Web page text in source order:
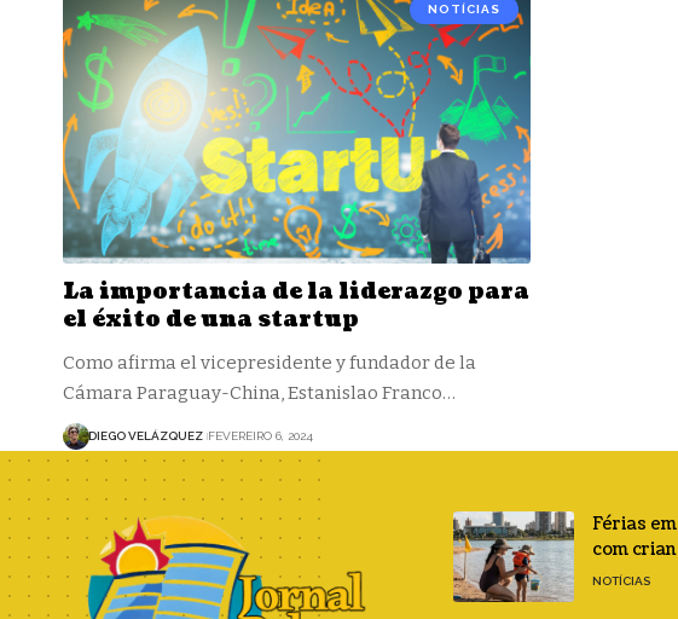
NOTÍCIAS
La importancia de la liderazgo para
el éxito de una startup
Como afirma el vicepresidente y fundador de la
Cámara Paraguay-China, Estanislao Franco…
DIEGO VELÁZQUEZ FEVEREIRO 6, 2024
Férias
com
NOTÍCIAS